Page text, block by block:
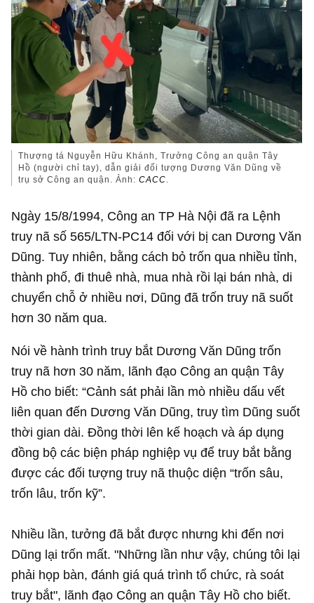
Thượng tá Nguyễn Hữu Khánh, Trưởng Công an quận Tây
Hồ (người chỉ tay), dẫn giải đối tượng Dương Văn Dũng về
trụ sở Công an quận. Ảnh:CACC.
Ngày 15/8/1994, Công an TP Hà Nội đã ra Lệnh
truy nã số 565/LTN-PC14 đối với bị can Dương Văn
Dũng. Tuy nhiên, bằng cách bỏ trốn qua nhiều tỉnh,
thành phố, đi thuê nhà, mua nhà rồi lại bán nhà, di
chuyển chỗ ở nhiều nơi, Dũng đã trốn truy nã suốt
hơn 30 năm qua.
Nói về hành trình truy bắt Dương Văn Dũng trốn
truy nã hơn 30 năm, lãnh đạo Công an quận Tây
Hồ cho biết: “Cảnh sát phải lần mò nhiều dấu vết
liên quan đến Dương Văn Dũng, truy tìm Dũng suốt
thời gian dài. Đồng thời lên kế hoạch và áp dụng
đồng bộ các biện pháp nghiệp vụ để truy bắt bằng
được các đối tượng truy nã thuộc diện “trốn sâu,
trốn lâu, trốn kỹ”.
Nhiều lần, tưởng đã bắt được nhưng khi đến nơi
Dũng lại trốn mất. "Những lần như vậy, chúng tôi lại
phải họp bàn, đánh giá quá trình tổ chức, rà soát
truy bắt", lãnh đạo Công an quận Tây Hồ cho biết.